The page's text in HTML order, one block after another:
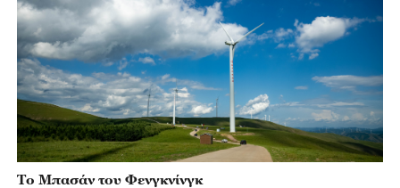
Το Μπασάν του Φενγκνίνγκ